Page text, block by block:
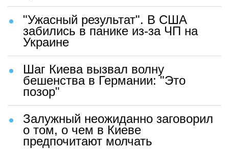
"Ужасный результат". В США
забились в панике из-за ЧП на
Украине
Шаг Киева вызвал волну
бешенства в Германии: "Это
позор"
Залужный неожиданно заговорил
о том, о чем в Киеве
предпочитают молчать